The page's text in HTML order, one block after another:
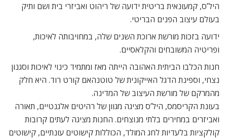
היל’ס, קמעונאית בריטית ידועה של ריהוט ואביזרי בית ושם ותיק
בעולם עיצוב הפנים הבריטי.
ידועה בזכות מורשת ארוכת השנים שלה, במחויבותה לאיכות,
ופריטיה המשובחים והקלאסיים.
חנות הכלבו הביתית האהובה הייתה מאז ומתמיד כינוי לאיכות וסגנון
נצחי, וספינת הדגל האייקונית של טוטנהאם קורט רוד. היא חלק
מהמרקם של מורשת העיצוב של המדינה.
בעונת הקריסמס, היל’ס מציגה מגוון של רהיטים אלגנטיים, תאורה
ואביזרים במחירים בלתי מנוצחים. החנות מציגה לעתים קרובות
קולקציות בלעדיות לחג המולד, הכוללות קישוטים עונתיים, קישוטים